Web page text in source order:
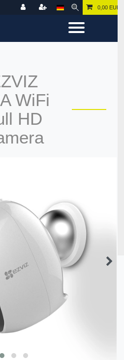
0,00 EUR
WiFi
HD